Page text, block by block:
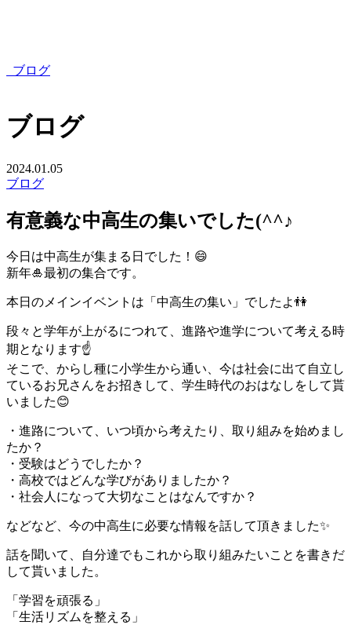
ブログ
ブログ
2024.01.05
ブログ
有意義な中高生の集いでした(^^♪
今日は中高生が集まる日でした！😄
新年🎍最初の集合です。
本日のメインイベントは「中高生の集い」でしたよ👫
段々と学年が上がるにつれて、進路や進学について考える時
期となります☝️
そこで、からし種に小学生から通い、今は社会に出て自立し
ているお兄さんをお招きして、学生時代のおはなしをして貰
いました😊
・進路について、いつ頃から考えたり、取り組みを始めまし
たか？
・受験はどうでしたか？
・高校ではどんな学びがありましたか？
・社会人になって大切なことはなんですか？
などなど、今の中高生に必要な情報を話して頂きました✨
話を聞いて、自分達でもこれから取り組みたいことを書きだ
して貰いました。
「学習を頑張る」
「生活リズムを整える」